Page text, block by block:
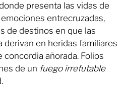
presenta las vidas de
entrecruzadas,
de destinos en que las
derivan en heridas familiares
añorada. Folios
de un fuego irrefutable